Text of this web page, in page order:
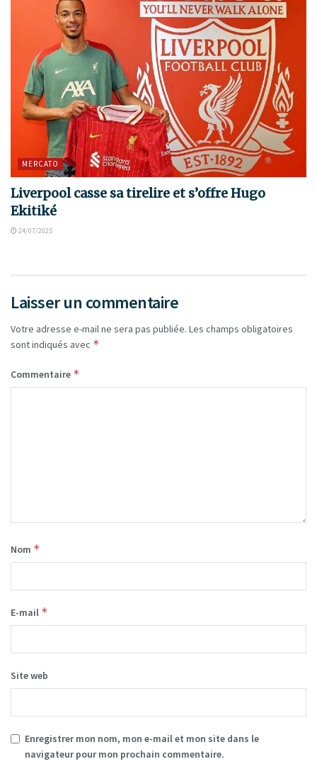
MERCATO
Liverpool casse sa tirelire et s’offre Hugo
Ekitiké
24/07/2025
Laisser un commentaire
Votre adresse e-mail ne sera pas publiée. Les champs obligatoires
sont indiqués avec *
Commentaire *
Nom *
E-mail *
Site web
Enregistrer mon nom, mon e-mail et mon site dans le
navigateur pour mon prochain commentaire.